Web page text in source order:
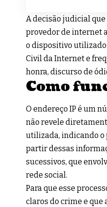
A decisão judicial
provedor de internet
o dispositivo utilizado
Civil da Internet e
honra, discurso de
Como
O endereço IP é um
não revele
utilizada, indicando o
partir dessas
sucessivos, que
rede social.
Para que esse
claros do crime e que